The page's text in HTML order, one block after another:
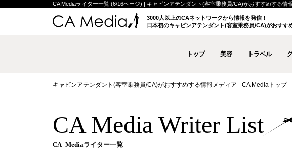
CA Mediaライター一覧 (6/16ページ) | キャビンアテンダント(客室乗務員/CA)がおすすめする情
3000人以上のCAネットワークから情報を発信！
日本初のキャビンアテンダント(客室乗務員/CA)がおすす
トップ 美容 トラベル
キャビンアテンダント(客室乗務員/CA)がおすすめする情報メディア - CA Mediaトップ
CA Media Writer List
CA Mediaライター一覧